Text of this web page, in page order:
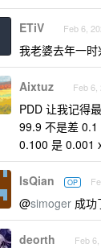
ETiV Feb 6,
我老婆去年一
Aixtuz Feb 6,
PDD 让我记得
99.9 不是差 0.1
0.100 是 0.001
IsQian OP
@simoger 成功
deorth Feb